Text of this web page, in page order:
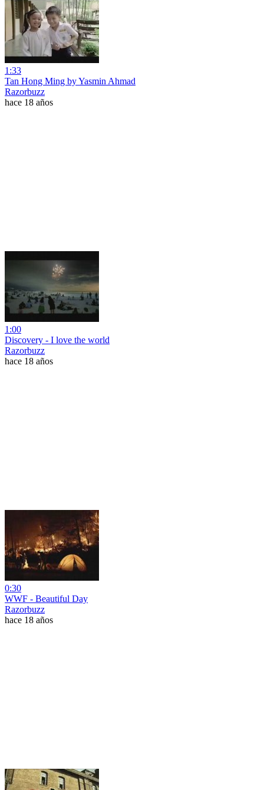
1:33
Tan Hong Ming by Yasmin Ahmad
Razorbuzz
hace 18 años
1:00
Discovery - I love the world
Razorbuzz
hace 18 años
0:30
WWF - Beautiful Day
Razorbuzz
hace 18 años